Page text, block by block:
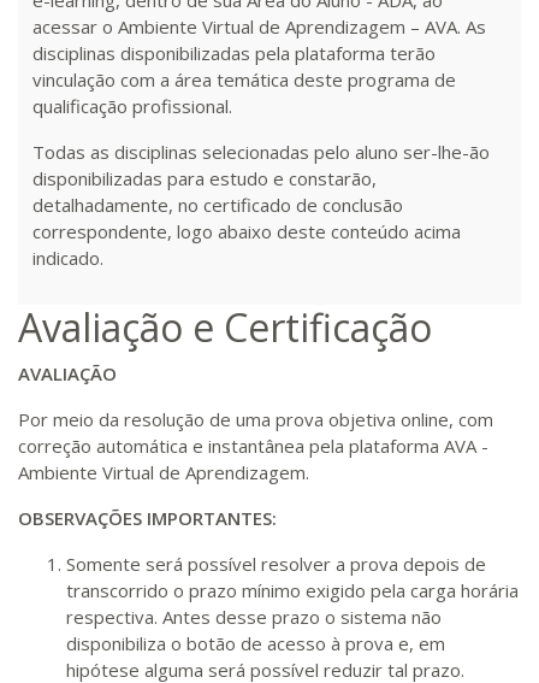
acessar o Ambiente Virtual de Aprendizagem – AVA. As
disciplinas disponibilizadas pela plataforma terão
vinculação com a área temática deste programa de
qualificação profissional.
Todas as disciplinas selecionadas pelo aluno ser-lhe-ão
disponibilizadas para estudo e constarão,
detalhadamente, no certificado de conclusão
correspondente, logo abaixo deste conteúdo acima
indicado.
Avaliação e Certificação
AVALIAÇÃO
Por meio da resolução de uma prova objetiva online, com
correção automática e instantânea pela plataforma AVA -
Ambiente Virtual de Aprendizagem.
OBSERVAÇÕES IMPORTANTES:
Somente será possível resolver a prova depois de
transcorrido o prazo mínimo exigido pela carga horária
respectiva. Antes desse prazo o sistema não
disponibiliza o botão de acesso à prova e, em
hipótese alguma será possível reduzir tal prazo.